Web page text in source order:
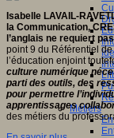
Métiers
Isabelle LAVAIL-
la Communication,
l’anglais ne requiert
point 9 du Référentiel
l’éducation enjoint
culture numérique
parti des outils, des
pour permettre
apprentissages
des métiers du